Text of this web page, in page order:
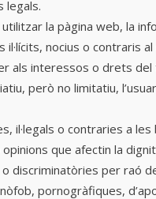
legals.
utilitzar la pàgina web, la
nocius o contraris
als interessos o drets
però no limitatiu,
il·legals o contraries a
que afectin la
discriminatòries per raó
pornogràfiques,